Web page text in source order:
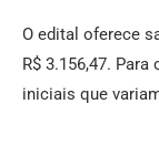
O edital oferece
R$ 3.156,47.
iniciais que